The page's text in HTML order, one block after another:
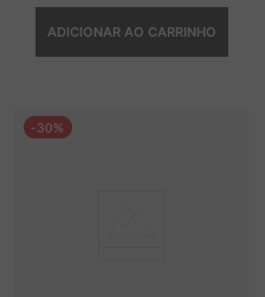
ADICIONAR AO CARRINHO
-30%